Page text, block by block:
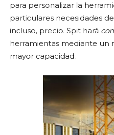
para personalizar la
particulares necesidades
incluso, precio. Spit hará
herramientas mediante un
mayor capacidad.